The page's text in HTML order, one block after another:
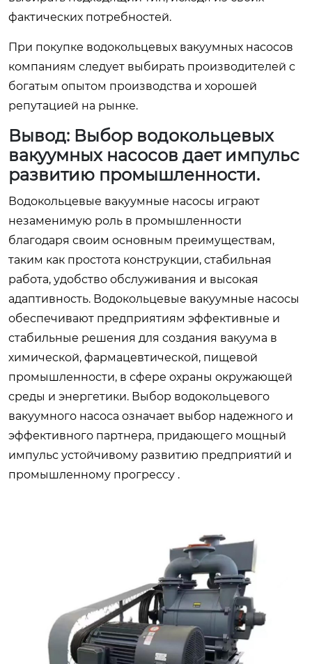
фактических потребностей.
При покупке водокольцевых вакуумных насосов
компаниям следует выбирать производителей с
богатым опытом производства и хорошей
репутацией на рынке.
Вывод: Выбор водокольцевых
вакуумных насосов дает импульс
развитию промышленности.
Водокольцевые вакуумные насосы играют
незаменимую роль в промышленности
благодаря своим основным преимуществам,
таким как простота конструкции, стабильная
работа, удобство обслуживания и высокая
адаптивность. Водокольцевые вакуумные насосы
обеспечивают предприятиям эффективные и
стабильные решения для создания вакуума в
химической, фармацевтической, пищевой
промышленности, в сфере охраны окружающей
среды и энергетики. Выбор водокольцевого
вакуумного насоса означает выбор надежного и
эффективного партнера, придающего мощный
импульс устойчивому развитию предприятий и
промышленному прогрессу .